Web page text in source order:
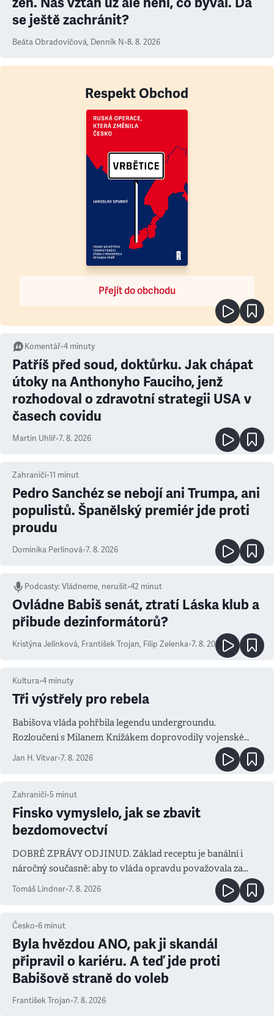
se ještě zachránit?
Beáta Obradovičová, Denník N•8. 8. 2026
Respekt Obchod
Přejít do obchodu
Komentář•4 minuty
Patříš před soud, doktůrku. Jak chápat
útoky na Anthonyho Fauciho, jenž
rozhodoval o zdravotní strategii USA v
časech covidu
Martin Uhlíř•7. 8. 2026
Zahraničí•11 minut
Pedro Sanchéz se nebojí ani Trumpa, ani
populistů. Španělský premiér jde proti
proudu
Dominika Perlínová•7. 8. 2026
Podcasty:Vládneme, nerušit•42 minut
Ovládne Babiš senát, ztratí Láska klub a
přibude dezinformátorů?
Kristýna Jelínková, František Trojan, Filip Zelenka•7. 8. 2026
Kultura•4 minuty
Tři výstřely pro rebela
Babišova vláda pohřbila legendu undergroundu.
Rozloučení s Milanem Knížákem doprovodily vojenské
salvy i kritika pokrokářů
Jan H. Vitvar•7. 8. 2026
Zahraničí•5 minut
Finsko vymyslelo, jak se zbavit
bezdomovectví
DOBRÉ ZPRÁVY ODJINUD. Základ receptu je banální i
náročný současně: aby to vláda opravdu považovala za
prioritu
Tomáš Lindner•7. 8. 2026
Česko•6 minut
Byla hvězdou ANO, pak ji skandál
připravil o kariéru. A teď jde proti
Babišově straně do voleb
František Trojan•7. 8. 2026